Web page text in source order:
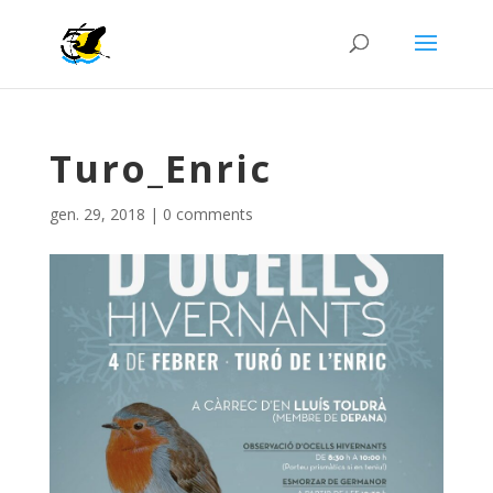
Turo_Enric
gen. 29, 2018 | 0 comments